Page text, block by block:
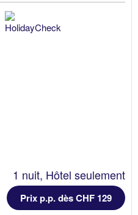
1 nuit, Hôtel seulement
Prix p.p. dès CHF 129